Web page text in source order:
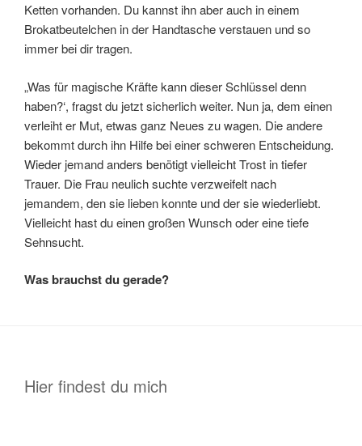
Ketten vorhanden. Du kannst ihn aber auch in einem
Brokatbeutelchen in der Handtasche verstauen und so
immer bei dir tragen.
„Was für magische Kräfte kann dieser Schlüssel denn
haben?‘, fragst du jetzt sicherlich weiter. Nun ja, dem einen
verleiht er Mut, etwas ganz Neues zu wagen. Die andere
bekommt durch ihn Hilfe bei einer schweren Entscheidung.
Wieder jemand anders benötigt vielleicht Trost in tiefer
Trauer. Die Frau neulich suchte verzweifelt nach
jemandem, den sie lieben konnte und der sie wiederliebt.
Vielleicht hast du einen großen Wunsch oder eine tiefe
Sehnsucht.
Was brauchst du gerade?
Hier findest du mich